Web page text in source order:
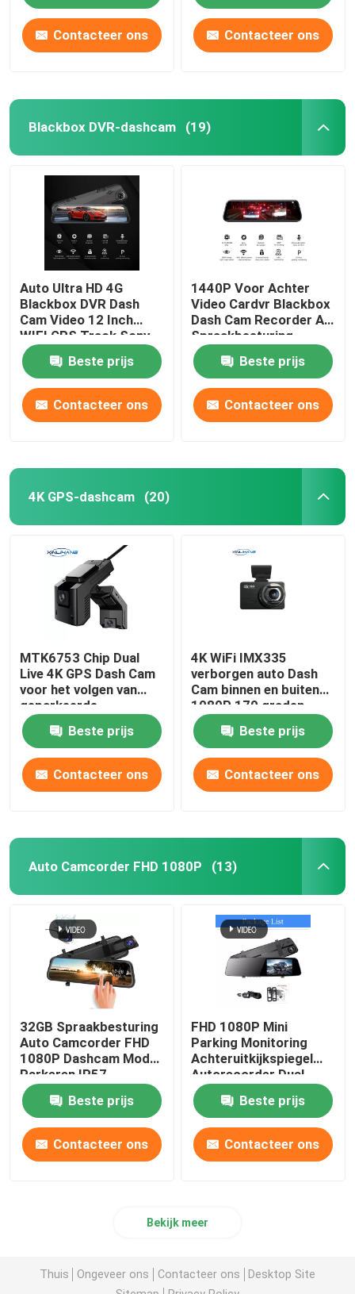
Contacteer ons Contacteer ons
Blackbox DVR-dashcam (19)
Auto Ultra HD 4G
Blackbox DVR Dash
Cam Video 12 Inch
WIFI GPS Track Sony
IMX335
Beste prijs
Contacteer ons
1440P Voor Achter
Video Cardvr Blackbox
Dash Cam Recorder AI
Spraakbesturing
Beste prijs
Contacteer ons
4K GPS-dashcam (20)
MTK6753 Chip Dual
Live 4K GPS Dash Cam
voor het volgen van
geparkeerde
wagenparken
Beste prijs
Contacteer ons
4K WiFi IMX335
verborgen auto Dash
Cam binnen en buiten
1080P 170 graden
Beste prijs
Contacteer ons
Auto Camcorder FHD 1080P (13)
32GB Spraakbesturing
Auto Camcorder FHD
1080P Dashcam Mode
Parkeren IP57
Waterdicht
Beste prijs
Contacteer ons
FHD 1080P Mini
Parking Monitoring
Achteruitkijkspiegel
Autorecorder Dual
Lens Camera 5V
Beste prijs
Contacteer ons
Bekijk meer
Thuis Ongeveer ons Contacteer ons
Desktop Site